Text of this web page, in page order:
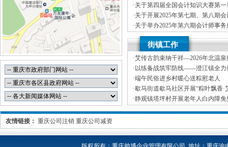
单位的两江新区代办执照公告
·关于第四届全国会计知识大赛第
行业和代理记账行业比赛获奖情况
·关于开展2025年第七期、第八期
人岗位能力培训（一般合伙人培训
业执照通知
·关于举办2025年第六期会计师事
力培训（高级合伙人培训班）的两
关于第四届全国会计知识大赛第
行业和代理记账行业进入口试阶段
街镇工作
·艾传古韵束纳千祥—2026年北温
民俗手作体验活动
· 以练备战筑牢防线——澄江镇全力
应对工作
·端午民俗进乡村暖心送粽慰老人
·歇马街道歇马社区开展“粽叶飘香·
区代办公司端午节民俗体验活动
·静观镇塔坪村开展老年人白内障
友情链接： 重庆公司注销 重庆公司减资